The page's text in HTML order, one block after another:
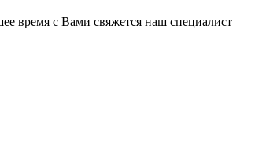
время с Вами свяжется наш специалист